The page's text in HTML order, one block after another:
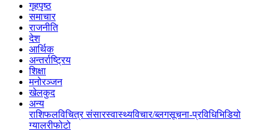
गृहपृष्ठ
समाचार
राजनीति
देश
आर्थिक
अन्तर्राष्ट्रिय
शिक्षा
मनोरञ्जन
खेलकुद
अन्य
राशिफलविचित्र संसारस्वास्थ्यविचार/ब्लगसूचना-प्रविधिभिडियो
ग्यालरीफोटो